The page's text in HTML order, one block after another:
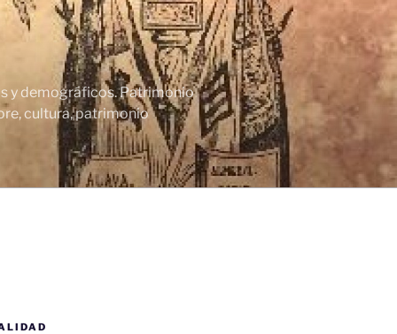
y demográficos. Patrimonio
cultura, patrimonio